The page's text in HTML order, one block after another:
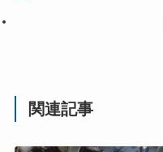
関連記事